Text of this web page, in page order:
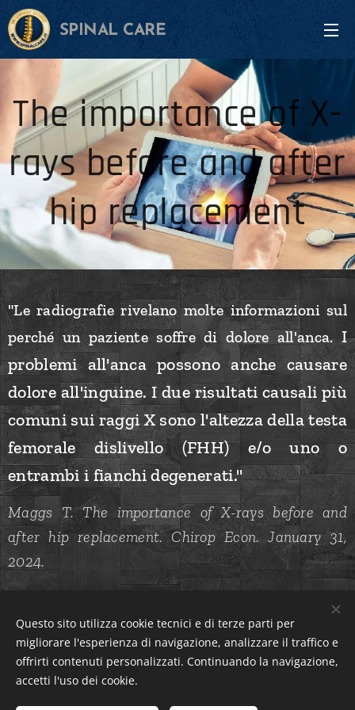
SPINAL CARE
The importance of X-
rays before and after
hip replacement
"Le radiografie rivelano molte informazioni sul
perché un paziente soffre di dolore all'anca.I
problemi all'anca possono anche causare
dolore all'inguine.I due risultati causali più
comuni sui raggi X sono l'altezza della testa
femorale dislivello (FHH) e/o uno o
entrambi i fianchi degenerati."
Maggs T. The importance of X-rays before and
after hip replacement. Chirop Econ. January 31,
2024.
www.chiroeco.com
Questo sito utilizza cookie tecnici e di terze parti per
migliorare l'esperienza di navigazione, analizzare il traffico e
offrirti contenuti personalizzati. Continuando la navigazione,
accetti l'uso dei cookie.